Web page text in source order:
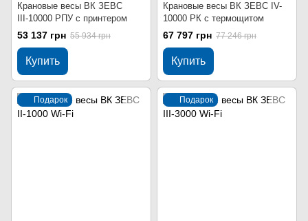
Крановые весы ВК ЗЕВС
ІІІ-10000 РПУ с принтером
53 137 грн 55 934 грн
Купить
Крановые весы ВК ЗЕВС ІV-
10000 РК с термощитом
67 797 грн 77 246 грн
Купить
Подарок Подарок